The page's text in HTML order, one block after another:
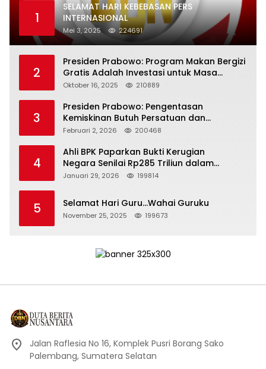
1
SELAMAT HARI KEBEBASAN PERS
INTERNASIONAL
Mei 3, 2025 224691
2
Presiden Prabowo: Program Makan Bergizi
Gratis Adalah Investasi untuk Masa
Depan Bangsa
Oktober 16, 2025 210889
3
Presiden Prabowo: Pengentasan
Kemiskinan Butuh Persatuan dan
Kepemimpinan yang Bertanggung Jawab
Februari 2, 2026 200468
4
Ahli BPK Paparkan Bukti Kerugian
Negara Senilai Rp285 Triliun dalam
Persidangan Korupsi PT Pertamina
Januari 29, 2026 199814
5 Selamat Hari Guru…Wahai Guruku
November 25, 2025 199673
Jalan Raflesia No 16, Komplek Pusri Borang Sako
Palembang, Sumatera Selatan